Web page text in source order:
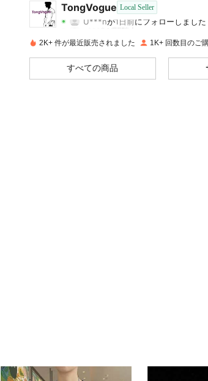
TongVogue Local Seller
4.62 1.5K 130
U***n 1日前にフォローしました
s***0が閲覧中
4.62 1.5K 130
2K+ 件が最近販売されました 1K+ 回数目のご
すべての商品